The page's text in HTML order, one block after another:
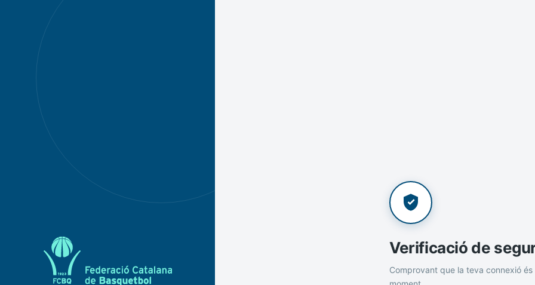
Verificació de
Comprovant que la teva connexió és